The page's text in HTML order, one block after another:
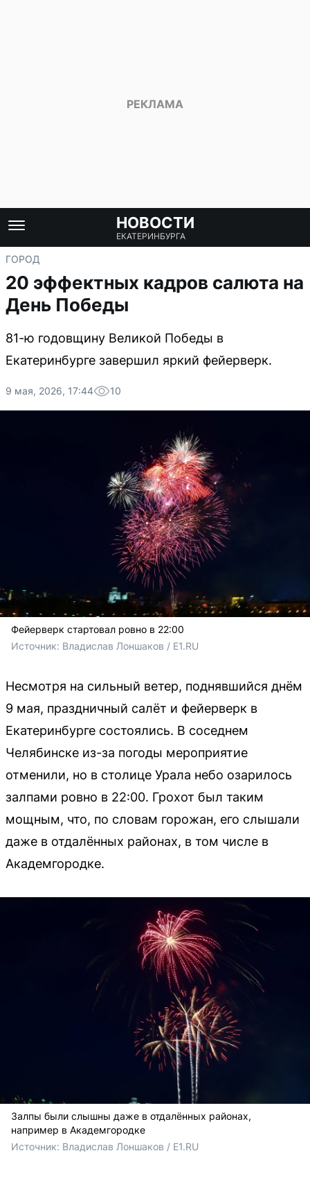
НОВОСТИ
ЕКАТЕРИНБУРГА
ГОРОД
20 эффектных кадров салюта на
День Победы
81-ю годовщину Великой Победы в
Екатеринбурге завершил яркий фейерверк.
9 мая, 2026, 17:44 10
Фейерверк стартовал ровно в 22:00
Источник: Владислав Лоншаков / E1.RU
Несмотря на сильный ветер, поднявшийся днём
9 мая, праздничный салёт и фейерверк в
Екатеринбурге состоялись. В соседнем
Челябинске из-за погоды мероприятие
отменили, но в столице Урала небо озарилось
залпами ровно в 22:00. Грохот был таким
мощным, что, по словам горожан, его слышали
даже в отдалённых районах, в том числе в
Академгородке.
Залпы были слышны даже в отдалённых районах,
например в Академгородке
Источник: Владислав Лоншаков / E1.RU